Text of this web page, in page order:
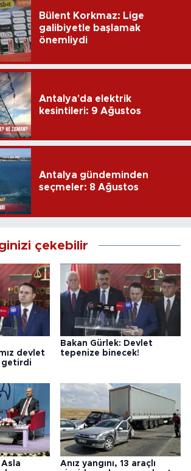
Bülent Korkmaz: Lige
galibiyetle başlamak
önemliydi
Antalya'da elektrik
kesintileri: 9 Ağustos
Antalya gündeminden
seçmeler: 8 Ağustos
çekebilir
devlet
getirdi
Bakan Gürlek: Devlet
tepenize binecek!
Anız yangını, 13 araçlı